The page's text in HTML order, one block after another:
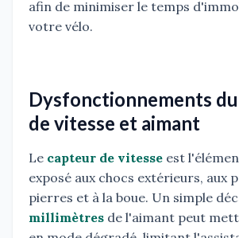
afin de minimiser le temps
votre vélo.
Dysfonctionnements
de vitesse et aimant
Le capteur de vitesse est
exposé aux chocs extérieurs, aux
pierres et à la boue. Un simple
millimètres de l'aimant peut